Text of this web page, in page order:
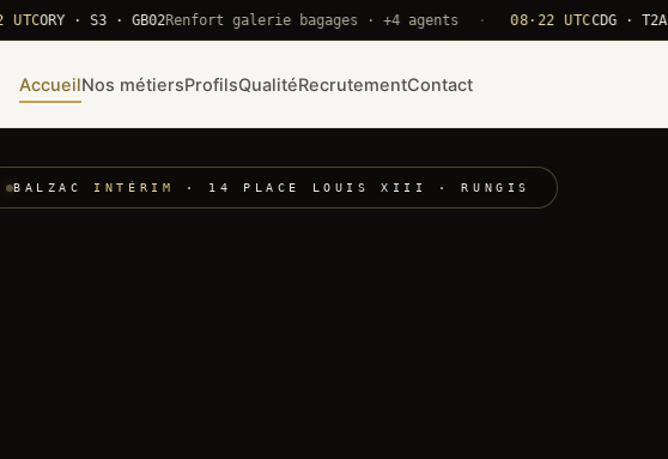
· S3 · GB02Renfort galerie bagages · +4 agents · 08·22 UTCCDG · T2A · C03
AccueilNos métiersProfilsQualitéRecrutementContact
BALZAC INTÉRIM · 14 PLACE LOUIS XIII · RUNGIS